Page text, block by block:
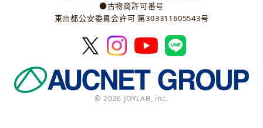
●古物商許可番号
東京都公安委員会許可 第303311605543号
© 2026 JOYLAB, inc.